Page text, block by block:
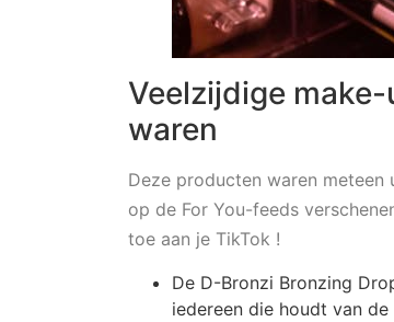
Veelzijdige
waren
Deze producten waren
op de For You-feeds
toe aan je TikTok !
De D-Bronzi Bronzing
iedereen die houdt van de